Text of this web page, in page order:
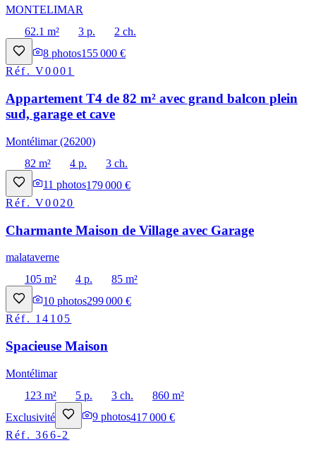
MONTELIMAR
62.1 m²
3 p.
2 ch.
8 photos155 000 €
Réf.V0001
Appartement T4 de 82 m² avec grand balcon plein
sud, garage et cave
Montélimar (26200)
82 m²
4 p.
3 ch.
11 photos179 000 €
Réf.V0020
Charmante Maison de Village avec Garage
malataverne
105 m²
4 p.
85 m²
10 photos299 000 €
Réf. 14105
Spacieuse Maison
Montélimar
123 m²
5 p. 3 ch.
860 m²
Exclusivité
9 photos417 000 €
Réf.366-2